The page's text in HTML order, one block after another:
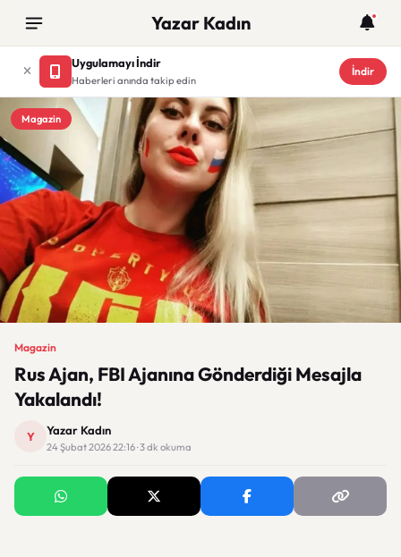
Yazar Kadın
Uygulamayı İndir
Haberleri anında takip edin
İndir
Magazin
Magazin
Rus Ajan, FBI Ajanına Gönderdiği Mesajla
Yakalandı!
Y Yazar Kadın
24 Şubat 2026 22:16 · 3 dk okuma